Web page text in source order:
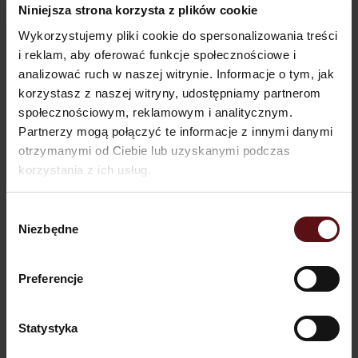
Niniejsza strona korzysta z plików cookie
Wykorzystujemy pliki cookie do spersonalizowania treści
i reklam, aby oferować funkcje społecznościowe i
analizować ruch w naszej witrynie. Informacje o tym, jak
korzystasz z naszej witryny, udostępniamy partnerom
społecznościowym, reklamowym i analitycznym.
Partnerzy mogą połączyć te informacje z innymi danymi
otrzymanymi od Ciebie lub uzyskanymi podczas
korzystania z ich usług.
zgody
Niezbędne
Preferencje
Statystyka
montuje się zazwyczaj na skrzydle. Przy jego
wyborze, należy zwrócić uwagę na kilka istotnych
czynników, tj. kierunek otwierania drzwi, grubość
skrzydła, czy konstrukcja
drzwi zewnętrznych na
wymiar w Warszawie
Zamki elektromechaniczne
Zamki elektroniczne również dzielą się na kilka
rodzajów. Mogą być zamykane i otwierane na
przeróżne sposoby, jednak wszystkie mają wspólny
otwierane na kartę zbliżeniową lub chip,
otwierane poprzez aplikację na smartfonie,
na kod PIN, wpisywany za pomocą klawiatury tzw.